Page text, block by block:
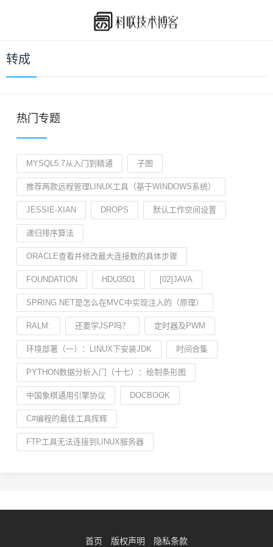
转成
热门专题
MYSQL5.7从入门到精通 子图
推荐两款远程管理LINUX工具（基于WINDOWS系统）
JESSIE-XIAN DROPS 默认工作空间设置
递归排序算法
ORACLE查看并修改最大连接数的具体步骤
FOUNDATION HDU3501 [02]JAVA
SPRING.NET是怎么在MVC中实现注入的（原理）
RALM: 还要学JSP吗？ 定时器及PWM
环境部署（一）：LINUX下安装JDK 时间合集
PYTHON数据分析入门（十七）：绘制条形图
中国象棋通用引擎协议 DOCBOOK
C#编程的最佳工具挥辉
FTP工具无法连接到LINUX服务器
首页 版权声明 隐私条款